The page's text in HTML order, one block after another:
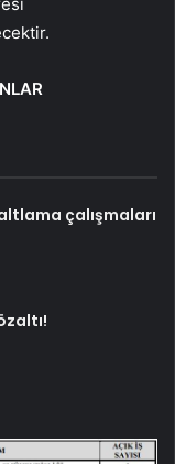
çalışmaları